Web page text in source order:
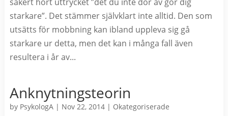
starkare”. Det stämmer självklart inte alltid. Den som
utsätts för mobbning kan ibland uppleva sig gå
starkare ur detta, men det kan i många fall även
resultera i år av...
Anknytningsteorin
by PsykologA| Nov 22, 2014| Okategoriserade